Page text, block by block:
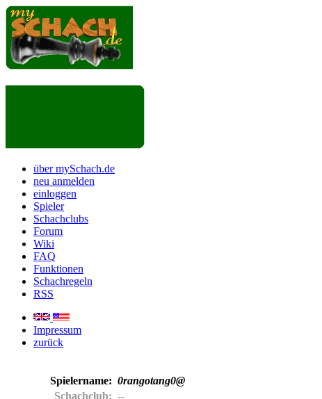
über mySchach.de
neu anmelden
einloggen
Spieler
Schachclubs
Forum
Wiki
FAQ
Funktionen
Schachregeln
RSS
Impressum
zurück
Spielername: 0rangotang0@
Schachclub: --